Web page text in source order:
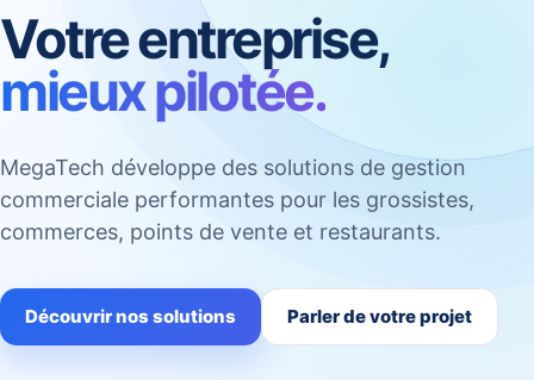
Votre entreprise,
mieux pilotée.
MegaTech développe des solutions de gestion
commerciale performantes pour les grossistes,
commerces, points de vente et restaurants.
Découvrir nos solutions Parler de votre projet